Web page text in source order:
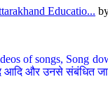
Educatio...
of songs, Song
आदि और उनसे संबंधित